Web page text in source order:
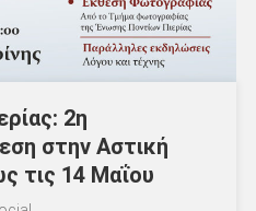
2η
στην Αστική
τις 14 Μαΐου